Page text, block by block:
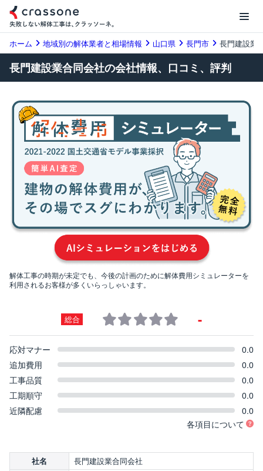
ホーム 地域別の解体業者と相場情報 山口県 長門市 長門建設業
長門建設業合同会社の会社情報、口コミ、評判
解体工事の時期が未定でも、今後の計画のために解体費用シミュレーターを
利用されるお客様が多くいらっしゃいます。
総合 -
応対マナー
0.0
追加費用
0.0
工事品質
0.0
工期順守
0.0
近隣配慮
0.0
各項目について
社名 長門建設業合同会社